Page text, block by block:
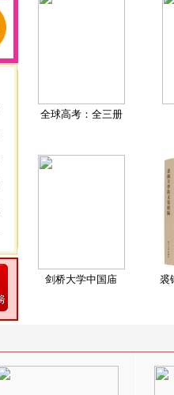
全球高考：全三册
剑桥大学中国庙 裘